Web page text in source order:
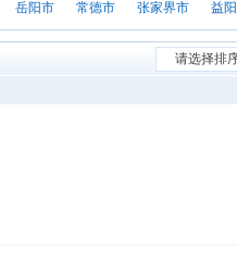
岳阳市 常德市 张家界市 益
请选择排